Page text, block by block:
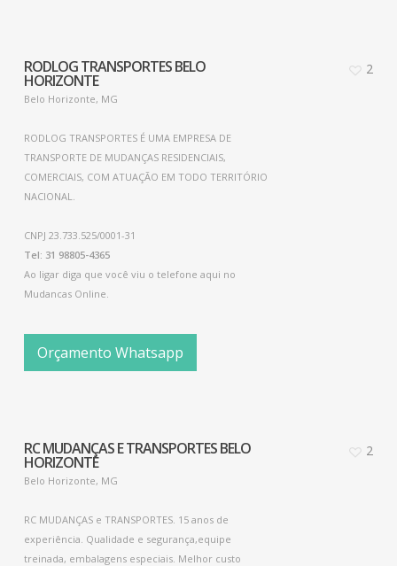
RODLOG TRANSPORTES BELO
HORIZONTE
Belo Horizonte, MG
RODLOG TRANSPORTES É UMA EMPRESA DE
TRANSPORTE DE MUDANÇAS RESIDENCIAIS,
COMERCIAIS, COM ATUAÇÃO EM TODO TERRITÓRIO
NACIONAL.
CNPJ 23.733.525/0001-31
Tel: 31 98805-4365
Ao ligar diga que você viu o telefone aqui no
Mudancas Online.
Orçamento Whatsapp
2
RC MUDANÇAS E TRANSPORTES BELO
HORIZONTE
Belo Horizonte, MG
RC MUDANÇAS e TRANSPORTES. 15 anos de
experiência. Qualidade e segurança,equipe
treinada, embalagens especiais. Melhor custo
2